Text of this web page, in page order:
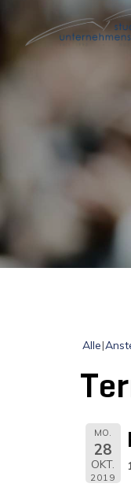
Alle
MO.
28
OKT.
2019